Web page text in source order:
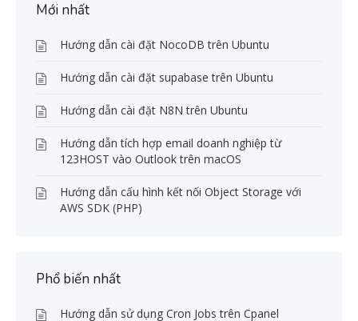
Mới nhất
Hướng dẫn cài đặt NocoDB trên Ubuntu
Hướng dẫn cài đặt supabase trên Ubuntu
Hướng dẫn cài đặt N8N trên Ubuntu
Hướng dẫn tích hợp email doanh nghiệp từ
123HOST vào Outlook trên macOS
Hướng dẫn cấu hình kết nối Object Storage với
AWS SDK (PHP)
Phổ biến nhất
Hướng dẫn sử dụng Cron Jobs trên Cpanel